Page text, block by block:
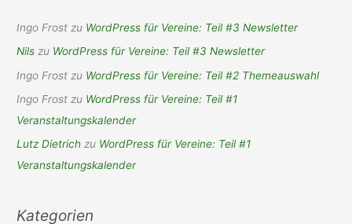
Ingo Frost zu WordPress für Vereine: Teil #3 Newsletter
Nils zu WordPress für Vereine: Teil #3 Newsletter
Ingo Frost zu WordPress für Vereine: Teil #2 Themeauswahl
Ingo Frost zu WordPress für Vereine: Teil #1
Veranstaltungskalender
Lutz Dietrich zu WordPress für Vereine: Teil #1
Veranstaltungskalender
Kategorien